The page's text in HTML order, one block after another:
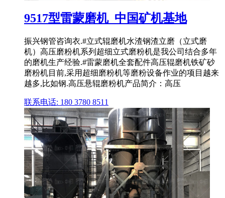
9517型雷蒙磨机_中国矿机基地
振兴钢管咨询衣.#立式辊磨机水渣钢渣立磨（立式磨
机）高压磨粉机系列超细立式磨粉机是我公司结合多年
的磨机生产经验.#雷蒙磨机全套配件高压辊磨机铁矿砂
磨粉机目前,采用超细磨粉机等磨粉设备作业的项目越来
越多,比如钢.高压悬辊磨粉机产品简介：高压
联系电话: 180 3780 8511